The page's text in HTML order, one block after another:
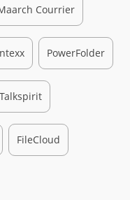
Courrier
PowerFolder
Talkspirit
FileCloud